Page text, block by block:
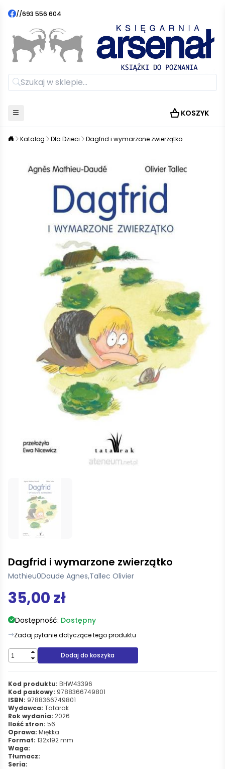
//693 556 604
KOSZYK
Katalog Dla Dzieci Dagfrid i wymarzone zwierzątko
Dagfrid i wymarzone zwierzątko
Mathieu0Daude Agnes,Tallec Olivier
35,00 zł
Dostępność: Dostępny
Zadaj pytanie dotyczące tego produktu
Dodaj do koszyka
Kod produktu: BHW43396
Kod paskowy: 9788366749801
ISBN: 9788366749801
Wydawca: Tatarak
Rok wydania: 2026
Ilość stron: 56
Oprawa: Miękka
Format: 132x192 mm
Waga:
Tłumacz:
Seria: